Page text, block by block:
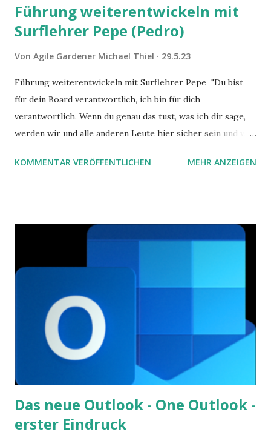
Führung weiterentwickeln mit
Surflehrer Pepe (Pedro)
Von Agile Gardener Michael Thiel 29.5.23
Führung weiterentwickeln mit Surflehrer Pepe "Du bist
für dein Board verantwortlich, ich bin für dich
verantwortlich. Wenn du genau das tust, was ich dir sage,
werden wir und alle anderen Leute hier sicher sein und wir
Surflehrer in Ericeira Gute Führung hängt stark vom
ich euch mehr von meinem Surfkurs, wobei ich mir nicht
oder über Führung an sich ist. Let’s grow, Michael
KOMMENTAR VERÖFFENTLICHEN MEHR ANZEIGEN
Das neue Outlook - One Outlook -
erster Eindruck